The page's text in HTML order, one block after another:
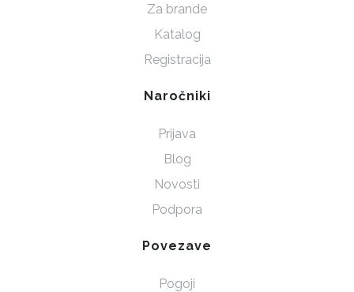
Za brande
Katalog
Registracija
Naročniki
Prijava
Blog
Novosti
Podpora
Povezave
Pogoji